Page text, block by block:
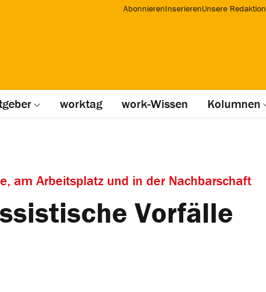
AbonnierenInserierenUnsere Redaktion
worktag work-Wissen Kolumnen
am Arbeitsplatz und in der Nachbarschaft
Vorfälle